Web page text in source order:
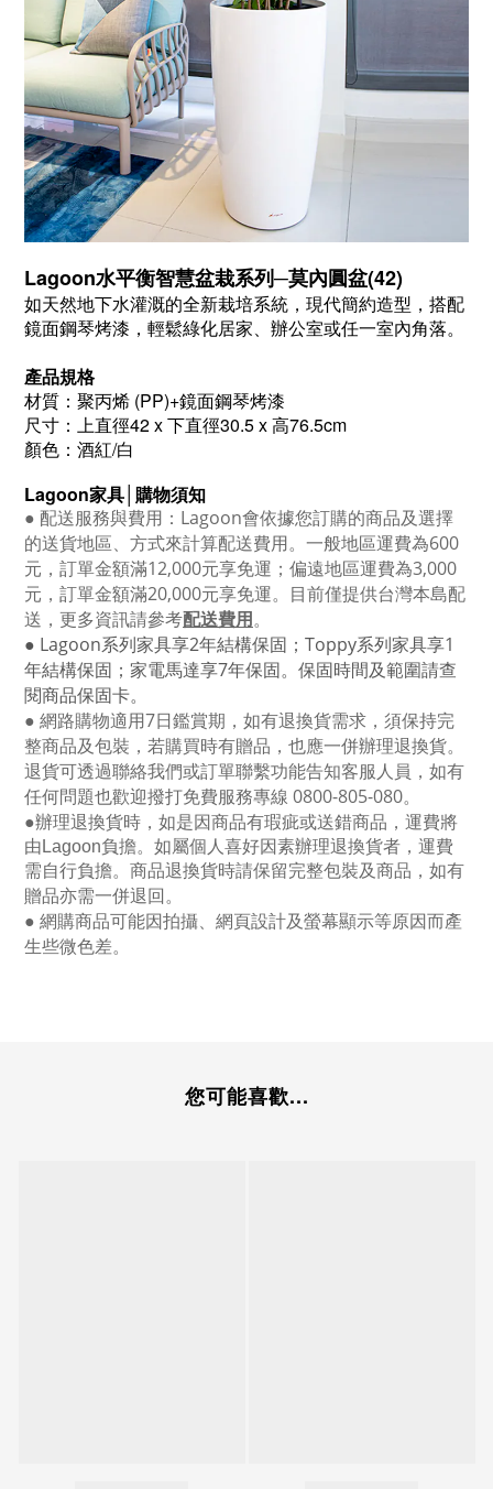
Lagoon水平衡智慧盆栽系列─莫內圓盆(42)
如天然地下水灌溉的全新栽培系統，現代簡約造型，搭配
鏡面鋼琴烤漆，輕鬆綠化居家、辦公室或任一室內角落。
產品規格
材質：聚丙烯 (PP)+鏡面鋼琴烤漆
尺寸：上直徑42 x 下直徑30.5 x 高76.5cm
顏色：酒紅/白
Lagoon家具│購物須知
● 配送服務與費用： Lagoon會依據您訂購的商品及選擇
的送貨地區、方式來計算配送費用。一般地區運費為600
元，訂單金額滿12,000元享免運；偏遠地區運費為3,000
元，訂單金額滿20,000元享免運。目前僅提供台灣本島配
送，更多資訊請參考配送費用。
● Lagoon系列家具享2年結構保固； Toppy系列家具享1
年結構保固；家電馬達享7年保固。保固時間及範圍請查
閱商品保固卡。
● 網路購物適用7日鑑賞期，如有退換貨需求，須保持完
整商品及包裝，若購買時有贈品，也應一併辦理退換貨。
退貨可透過聯絡我們或訂單聯繫功能告知客服人員，如有
任何問題也歡迎撥打免費服務專線 0800-805-080。
●辦理退換貨時，如是因商品有瑕疵或送錯商品，運費將
由Lagoon負擔。如屬個人喜好因素辦理退換貨者，運費
需自行負擔。商品退換貨時請保留完整包裝及商品，如有
贈品亦需一併退回。
● 網購商品可能因拍攝、網頁設計及螢幕顯示等原因而產
生些微色差。
您可能喜歡...